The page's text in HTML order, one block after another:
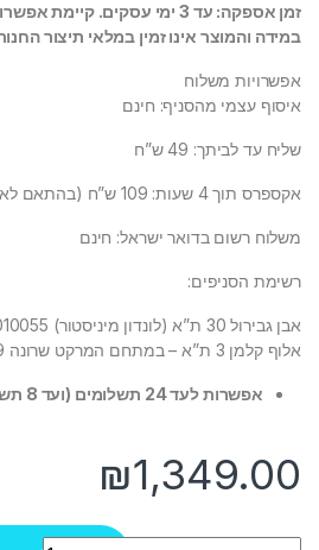
זמן אספקה: עד 3 ימי עסקים. קיימת אפשרות לאיסוף עצמי
במידה והמוצר אינו זמין במלאי תיצור
אפשרויות משלוח
איסוף עצמי מהסניף: חינם
שליח עד לביתך: 49 ש”ח
אקספרס תוך 4 שעות: 109 ש”ח (בהתאם לאיזורי החלוקה)
משלוח רשום בדואר ישראל: חינם
רשימת הסניפים:
אבן גבירול 30 ת”א (לונדון מיניסטור) 0543010055
אלוף קלמן 3 ת”א – במתחם המרקט שרונה 0549839899
אפשרות לעד 24 תשלומים (ועד 8 תשלומים ללא ריבית)
₪1,349.00